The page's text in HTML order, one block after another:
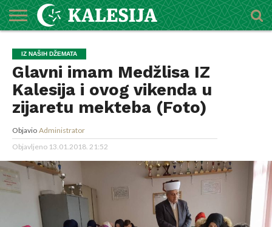
O
MEDŽLISU
DŽEMATI
IMAMI
MEKTEBSKI
CENTAR
VIJESTI
HUTBE
NAJAVE
KALENDAR
KONTAKT
IZ NAŠIH DŽEMATA
Glavni imam Medžlisa IZ
Kalesija i ovog vikenda u
zijaretu mekteba (Foto)
Objavio Administrator
Objavljeno 13.01.2018. 21:52